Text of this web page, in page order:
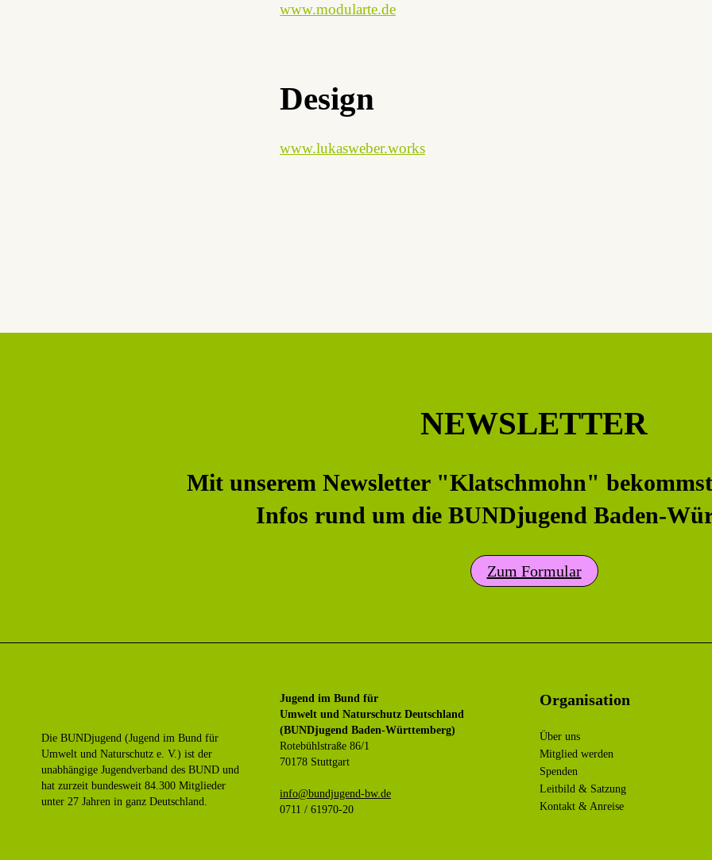
www.modularte.de
Design
www.lukasweber.works
NEWSLETTER
Mit unserem Newsletter "Klatschmohn"
Infos rund um die BUNDjugend Baden-
Zum Formular
Die BUNDjugend (Jugend im Bund für
Umwelt und Naturschutz e. V.) ist der
unabhängige Jugendverband des BUND und
hat zurzeit bundesweit 84.300 Mitglieder
unter 27 Jahren in ganz Deutschland.
Jugend im Bund für
Umwelt und Naturschutz Deutschland
(BUNDjugend Baden-Württemberg)
Rotebühlstraße 86/1
70178 Stuttgart
ed.wb-dnegujdnub@ofni
0711 / 61970-20
Organisation
Über uns
Mitglied werden
Spenden
Leitbild & Satzung
Kontakt & Anreise